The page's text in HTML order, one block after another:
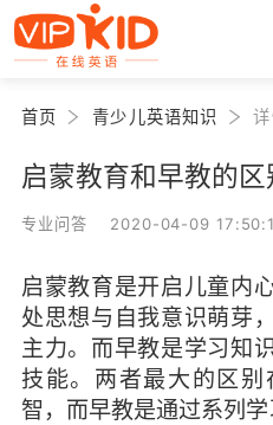
首页 青少儿英语知识
启蒙教育和早教的区
专业问答 2020-04-09
启蒙教育是开启儿童内
处思想与自我意识萌芽
主力。而早教是学习知
技能。两者最大的区
智，而早教是通过系列学